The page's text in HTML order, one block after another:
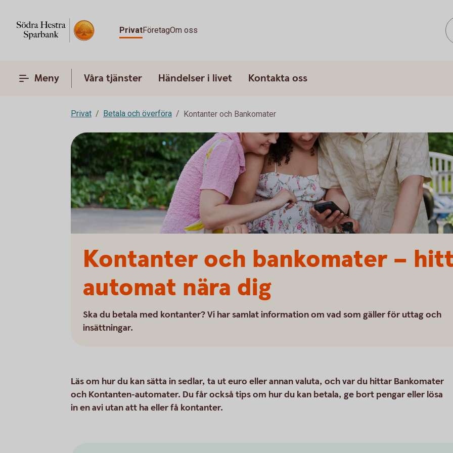
PrivatFöretagOm oss
Meny Våra tjänster Händelser i livet Kontakta oss
Privat Betala och överföra Kontanter och Bankomater
Kontanter och bankomater –
automat nära dig
Ska du betala med kontanter? Vi har samlat information om vad som gäller för uttag och
insättningar.
Läs om hur du kan sätta in sedlar, ta ut euro eller annan valuta, och var du hittar Bankomater
och Kontanten-automater. Du får också tips om hur du kan betala, ge bort pengar eller lösa
in en avi utan att ha eller få kontanter.